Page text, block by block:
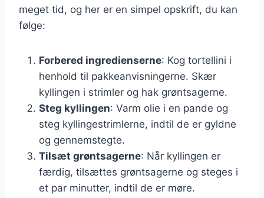
meget tid, og her er en simpel opskrift, du kan
følge:
Forbered ingredienserne: Kog tortellini i
henhold til pakkeanvisningerne. Skær
kyllingen i strimler og hak grøntsagerne.
Steg kyllingen: Varm olie i en pande og
steg kyllingestrimlerne, indtil de er gyldne
og gennemstegte.
Tilsæt grøntsagerne: Når kyllingen er
færdig, tilsættes grøntsagerne og steges i
et par minutter, indtil de er møre.